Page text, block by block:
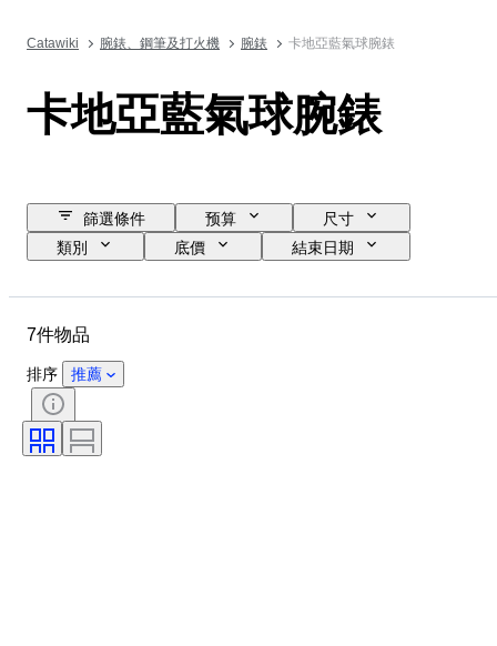
Catawiki 腕錶、鋼筆及打火機 腕錶 卡地亞藍氣球腕錶
卡地亞藍氣球腕錶
篩選條件 预算
尺寸
類別
底價
結束日期
時期
錶帶長度
錶殼直徑
7件物品
排序 推薦